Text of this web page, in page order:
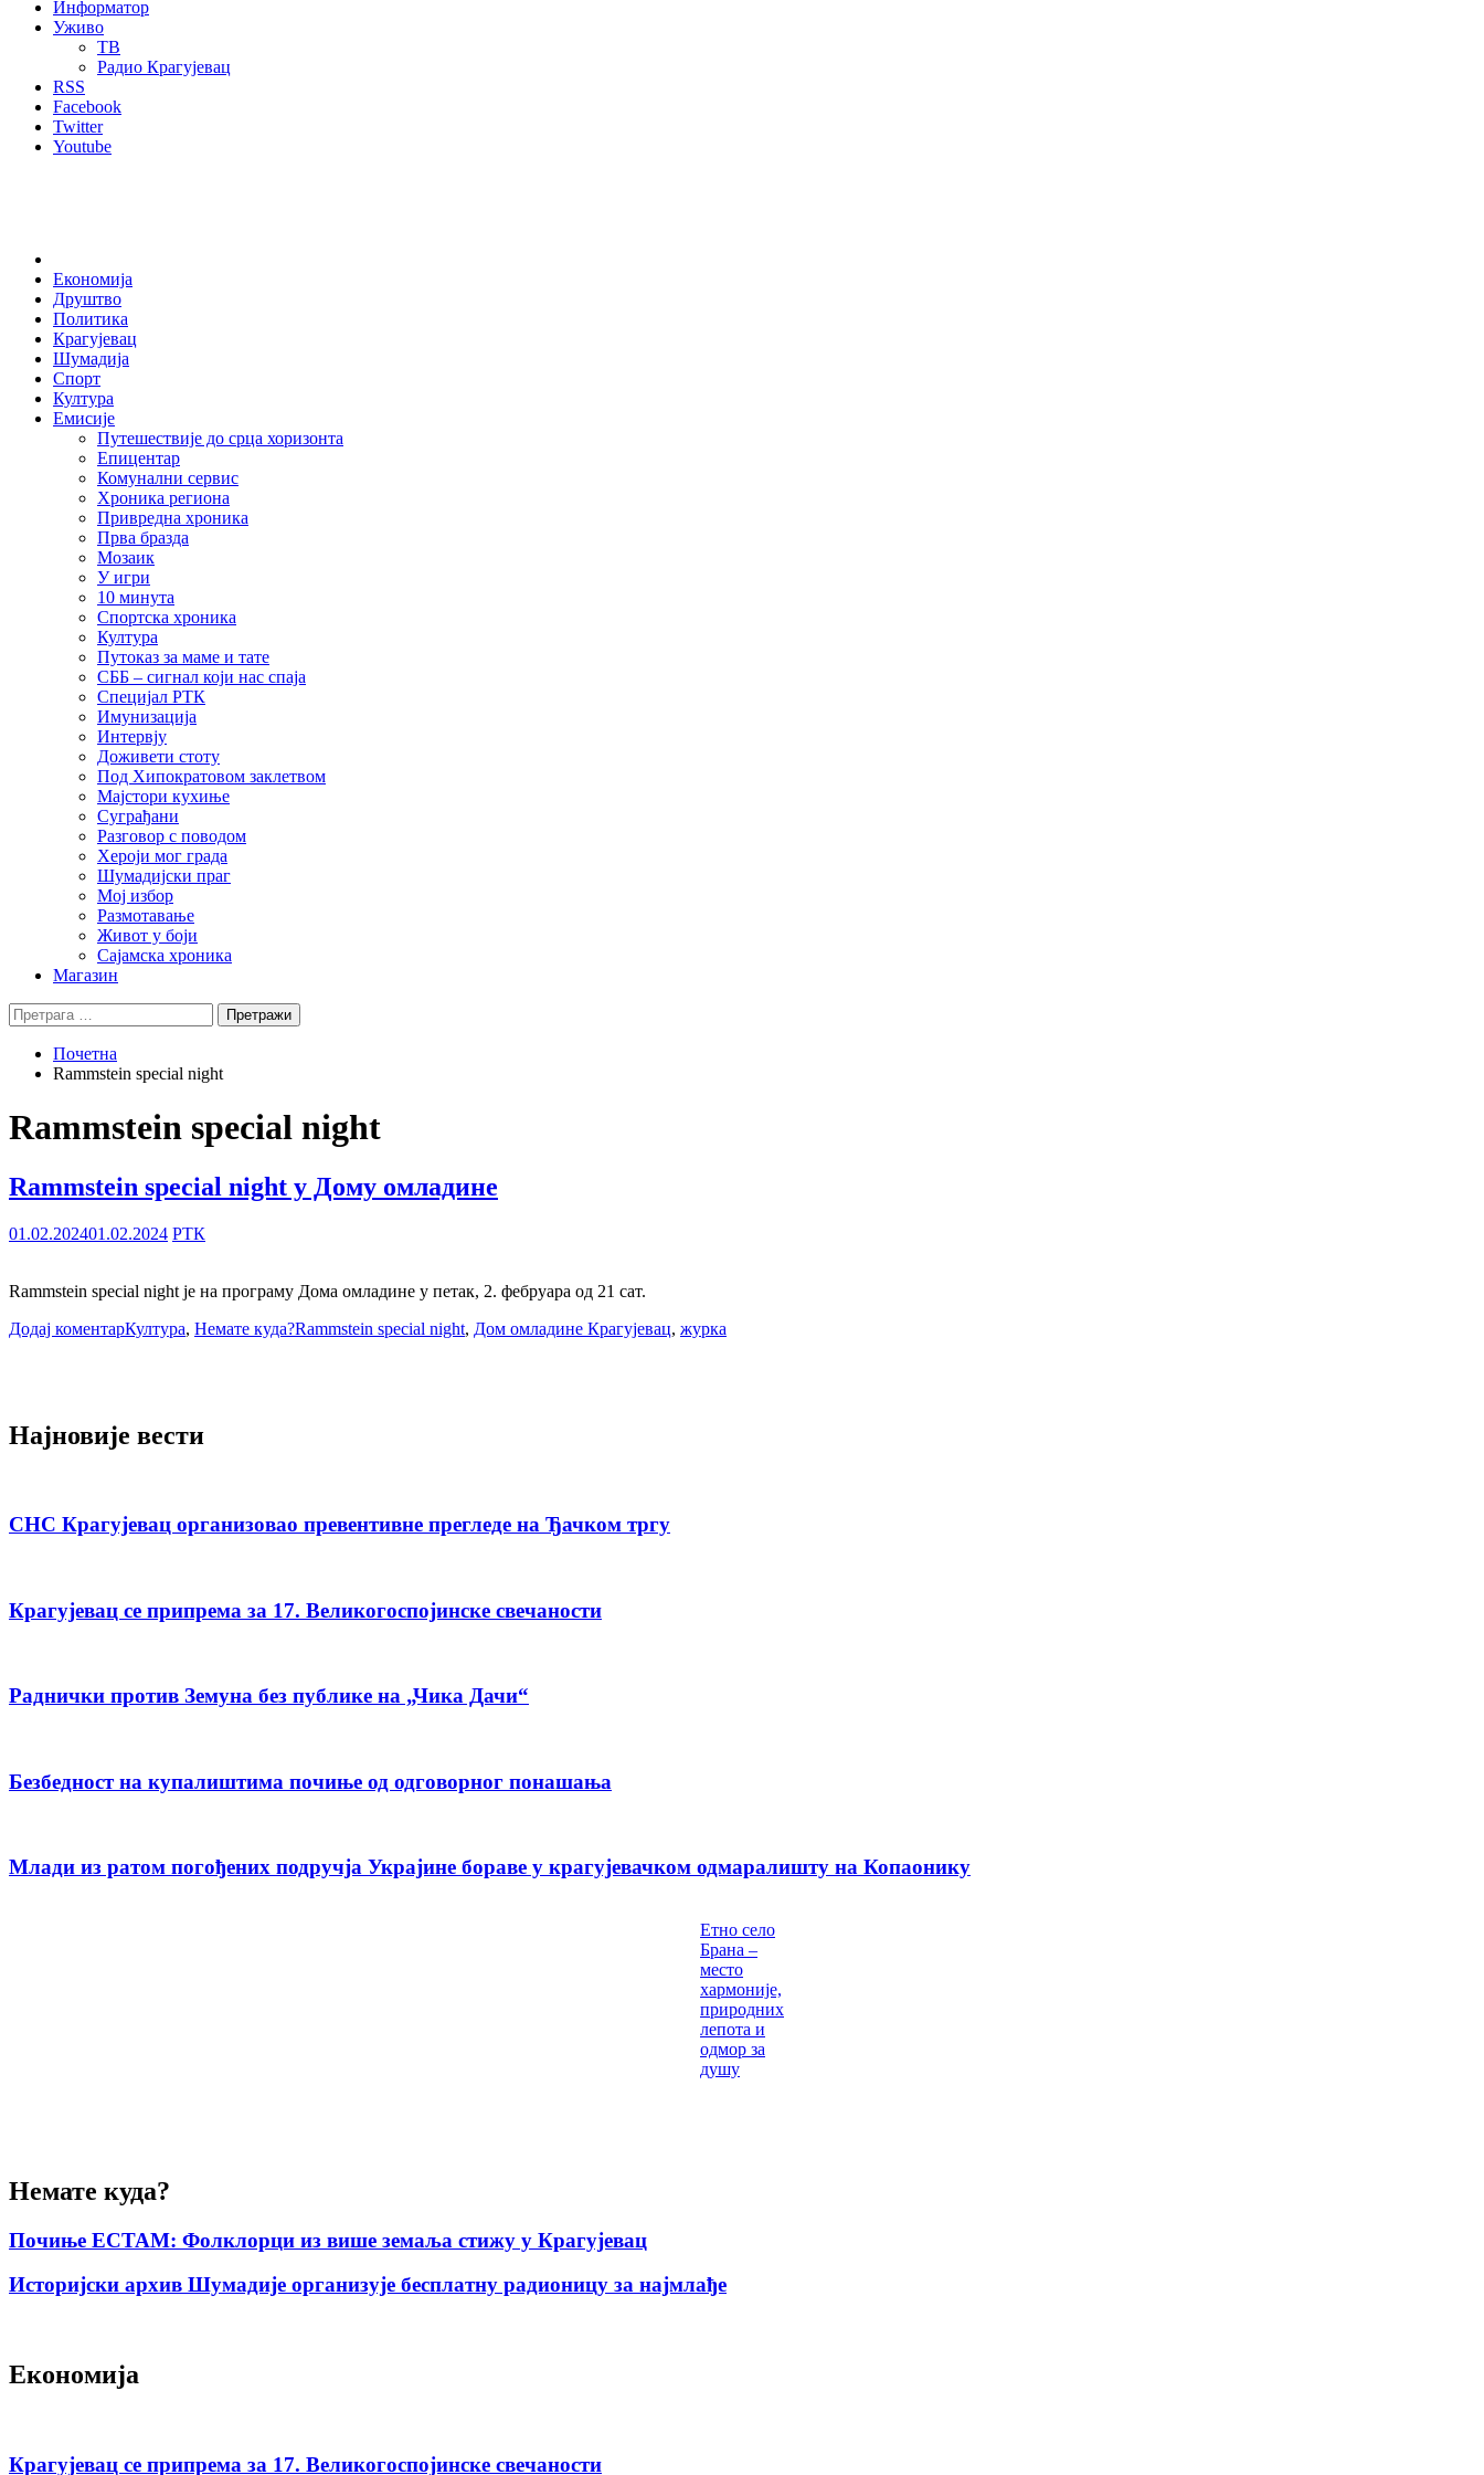
Информатор
Уживо
ТВ
Радио Крагујевац
RSS
Facebook
Twitter
Youtube
Економија
Друштво
Политика
Крагујевац
Шумадија
Спорт
Култура
Емисије
Путешествије до срца хоризонта
Епицентар
Комунални сервис
Хроника региона
Привредна хроника
Прва бразда
Мозаик
У игри
10 минута
Спортска хроника
Култура
Путоказ за маме и тате
СББ – сигнал који нас спаја
Специјал РТК
Имунизација
Интервју
Доживети стоту
Под Хипократовом заклетвом
Мајстори кухиње
Суграђани
Разговор с поводом
Хероји мог града
Шумадијски праг
Мој избор
Размотавање
Живот у боји
Сајамска хроника
Магазин
Претрага
за:
Почетна
Rammstein special night
Rammstein special night
Rammstein special night у Дому омладине
01.02.202401.02.2024 РТК
Rammstein special night је на програму Дома омладине у петак, 2. фебруара од 21 сат.
Додај коментарКултура, Немате куда?Rammstein special night, Дом омладине Крагујевац, журка
Најновије вести
СНС Крагујевац организовао превентивне прегледе на Ђачком тргу
Крагујевац се припрема за 17. Великогоспојинске свечаности
Раднички против Земуна без публике на „Чика Дачи“
Безбедност на купалиштима почиње од одговорног понашања
Млади из ратом погођених подручја Украјине бораве у крагујевачком одмаралишту на Копаонику
Етно село
Брана –
место
хармоније,
природних
лепота и
одмор за
душу
Немате куда?
Почиње ЕСТАМ: Фолклорци из више земаља стижу у Крагујевац
Историјски архив Шумадије организује бесплатну радионицу за најмлађе
Економија
Крагујевац се припрема за 17. Великогоспојинске свечаности